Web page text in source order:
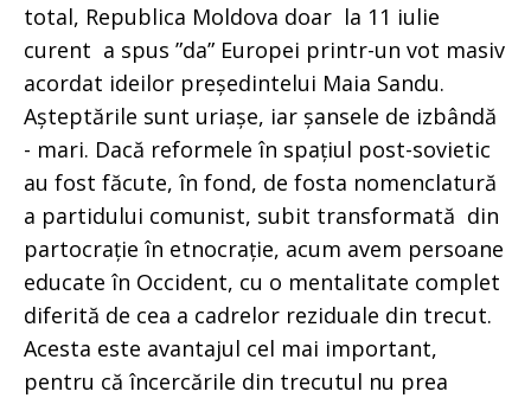
total, Republica Moldova doar la 11 iulie
curent a spus ”da” Europei printr-un vot masiv
acordat ideilor președintelui Maia Sandu.
Așteptările sunt uriașe, iar șansele de izbândă
- mari. Dacă reformele în spațiul post-sovietic
au fost făcute, în fond, de fosta nomenclatură
a partidului comunist, subit transformată din
partocrație în etnocrație, acum avem persoane
educate în Occident, cu o mentalitate complet
diferită de cea a cadrelor reziduale din trecut.
Acesta este avantajul cel mai important,
pentru că încercările din trecutul nu prea